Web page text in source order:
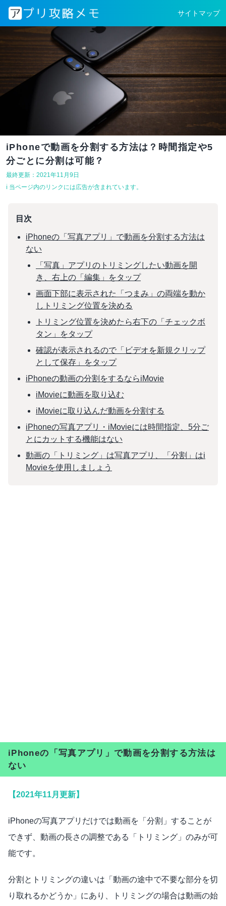
サイトマップ
iPhoneで動画を分割する方法は？時間指定や5
分ごとに分割は可能？
最終更新：2021年11月9日
ℹ︎ 当ページ内のリンクには広告が含まれています。
目次
iPhoneの「写真アプリ」で動画を分割する方法は
ない
「写真」アプリのトリミングしたい動画を開
き、右上の「編集」をタップ
画面下部に表示された「つまみ」の両端を動か
しトリミング位置を決める
トリミング位置を決めたら右下の「チェックボ
タン」をタップ
確認が表示されるので「ビデオを新規クリップ
として保存」をタップ
iPhoneの動画の分割をするならiMovie
iMovieに動画を取り込む
iMovieに取り込んだ動画を分割する
iPhoneの写真アプリ・iMovieには時間指定、5分ご
とにカットする機能はない
動画の「トリミング」は写真アプリ、「分割」はi
Movieを使用しましょう
iPhoneの「写真アプリ」で動画を分割する方法は
ない
【2021年11月更新】
iPhoneの写真アプリだけでは動画を「分割」することが
できず、動画の長さの調整である「トリミング」のみが可
能です。
分割とトリミングの違いは「動画の途中で不要な部分を切
り取れるかどうか」にあり、トリミングの場合は動画の始